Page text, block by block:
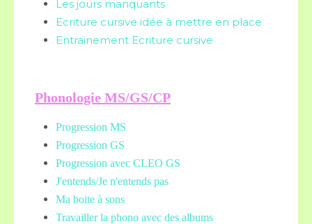
Les jours manquants
Ecriture cursive idée à mettre en place
Entrainement Ecriture cursive
Phonologie MS/GS/CP
Progression MS
Progression GS
Progression avec CLEO GS
J'entends/Je n'entends pas
Ma boite à sons
Travailler la phono avec des albums